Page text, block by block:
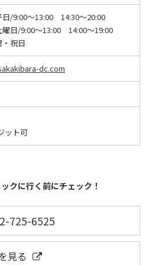
日/9:00～13:00 14:30～20:00
曜日/9:00～13:00 14:00～19:00
・祝日
dc.com
ット可
クに行く前にチェック！
725-6525
見る